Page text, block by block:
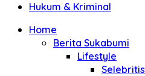
Hukum & Kriminal
Home
Berita Sukabumi
Lifestyle
Selebritis